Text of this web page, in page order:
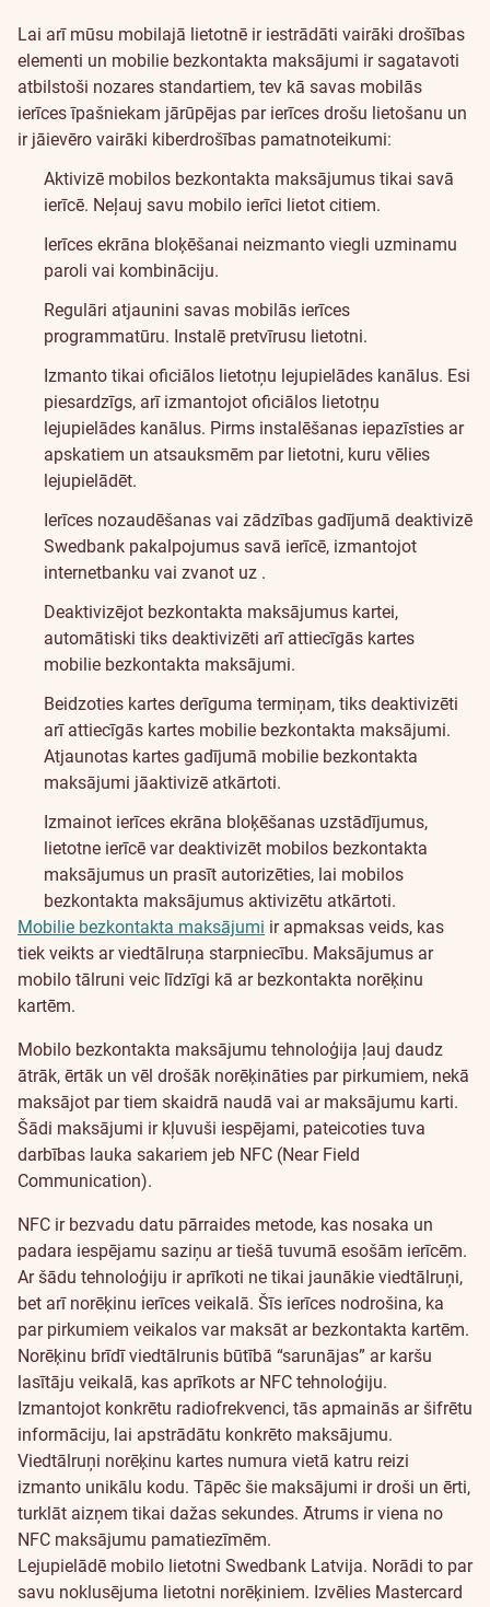
Lai arī mūsu mobilajā lietotnē ir iestrādāti vairāki drošības
elementi un mobilie bezkontakta maksājumi ir sagatavoti
atbilstoši nozares standartiem, tev kā savas mobilās
ierīces īpašniekam jārūpējas par ierīces drošu lietošanu un
ir jāievēro vairāki kiberdrošības pamatnoteikumi:
Aktivizē mobilos bezkontakta maksājumus tikai savā
ierīcē. Neļauj savu mobilo ierīci lietot citiem.
Ierīces ekrāna bloķēšanai neizmanto viegli uzminamu
paroli vai kombināciju.
Regulāri atjaunini savas mobilās ierīces
programmatūru. Instalē pretvīrusu lietotni.
Izmanto tikai oficiālos lietotņu lejupielādes kanālus. Esi
piesardzīgs, arī izmantojot oficiālos lietotņu
lejupielādes kanālus. Pirms instalēšanas iepazīsties ar
apskatiem un atsauksmēm par lietotni, kuru vēlies
lejupielādēt.
Ierīces nozaudēšanas vai zādzības gadījumā deaktivizē
Swedbank pakalpojumus savā ierīcē, izmantojot
internetbanku vai zvanot uz .
Deaktivizējot bezkontakta maksājumus kartei,
automātiski tiks deaktivizēti arī attiecīgās kartes
mobilie bezkontakta maksājumi.
Beidzoties kartes derīguma termiņam, tiks deaktivizēti
arī attiecīgās kartes mobilie bezkontakta maksājumi.
Atjaunotas kartes gadījumā mobilie bezkontakta
maksājumi jāaktivizē atkārtoti.
Izmainot ierīces ekrāna bloķēšanas uzstādījumus,
lietotne ierīcē var deaktivizēt mobilos bezkontakta
maksājumus un prasīt autorizēties, lai mobilos
bezkontakta maksājumus aktivizētu atkārtoti.
Jautājumi
un
atbildes
Mobilie bezkontakta maksājumi ir apmaksas veids, kas
tiek veikts ar viedtālruņa starpniecību. Maksājumus ar
mobilo tālruni veic līdzīgi kā ar bezkontakta norēķinu
kartēm.
Mobilo bezkontakta maksājumu tehnoloģija ļauj daudz
ātrāk, ērtāk un vēl drošāk norēķināties par pirkumiem, nekā
maksājot par tiem skaidrā naudā vai ar maksājumu karti.
Šādi maksājumi ir kļuvuši iespējami, pateicoties tuva
darbības lauka sakariem jeb NFC (Near Field
Communication).
NFC ir bezvadu datu pārraides metode, kas nosaka un
padara iespējamu saziņu ar tiešā tuvumā esošām ierīcēm.
Ar šādu tehnoloģiju ir aprīkoti ne tikai jaunākie viedtālruņi,
bet arī norēķinu ierīces veikalā. Šīs ierīces nodrošina, ka
par pirkumiem veikalos var maksāt ar bezkontakta kartēm.
Norēķinu brīdī viedtālrunis būtībā “sarunājas” ar karšu
lasītāju veikalā, kas aprīkots ar NFC tehnoloģiju.
Izmantojot konkrētu radiofrekvenci, tās apmainās ar šifrētu
informāciju, lai apstrādātu konkrēto maksājumu.
Viedtālruņi norēķinu kartes numura vietā katru reizi
izmanto unikālu kodu. Tāpēc šie maksājumi ir droši un ērti,
turklāt aizņem tikai dažas sekundes. Ātrums ir viena no
NFC maksājumu pamatiezīmēm.
Lejupielādē mobilo lietotni Swedbank Latvija. Norādi to par
savu noklusējuma lietotni norēķiniem. Izvēlies Mastercard